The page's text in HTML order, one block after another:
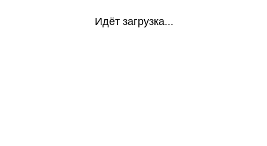
Идёт загрузка...